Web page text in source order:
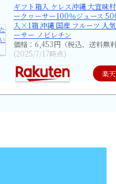
ギフト箱入 ケレス沖縄 大宜味
ークヮーサー100％ジュース
入×1箱 沖縄 国産 フルーツ 人
ーサー ノビレチン
価格：6,453円（税込、送料無
(2025/7/17時点)
楽